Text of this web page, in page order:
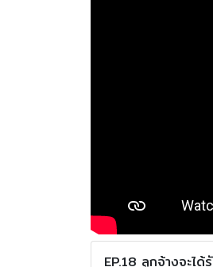
EP.18 ลูกจ้างจะไ